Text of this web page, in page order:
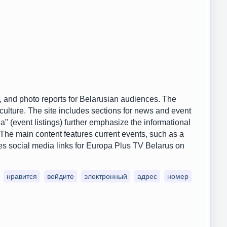
photo reports for Belarusian audiences. The
The site includes sections for news and event
(event listings) further emphasize the informational
main content features current events, such as a
social media links for Europa Plus TV Belarus on
нравится войдите электронный адрес номер